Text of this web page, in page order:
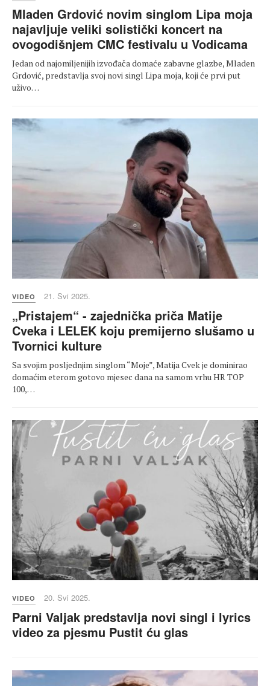
Mladen Grdović novim singlom Lipa moja
najavljuje veliki solistički koncert na
ovogodišnjem CMC festivalu u Vodicama
Jedan od najomiljenijih izvođača domaće zabavne glazbe, Mladen
Grdović, predstavlja svoj novi singl Lipa moja, koji će prvi put
uživo…
VIDEO 21. Svi 2025.
„Pristajem“ - zajednička priča Matije
Cveka i LELEK koju premijerno slušamo u
Tvornici kulture
Sa svojim posljednjim singlom “Moje”, Matija Cvek je dominirao
domaćim eterom gotovo mjesec dana na samom vrhu HR TOP
100,…
VIDEO 20. Svi 2025.
Parni Valjak predstavlja novi singl i lyrics
video za pjesmu Pustit ću glas